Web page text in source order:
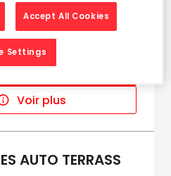
Boulle
Téléphone
Voir plus
AUTO TERRASS
Accept All Cookies
Settings